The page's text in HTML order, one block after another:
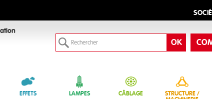
EFFETS LAMPES CÂBLAGE
STRUCTURE /